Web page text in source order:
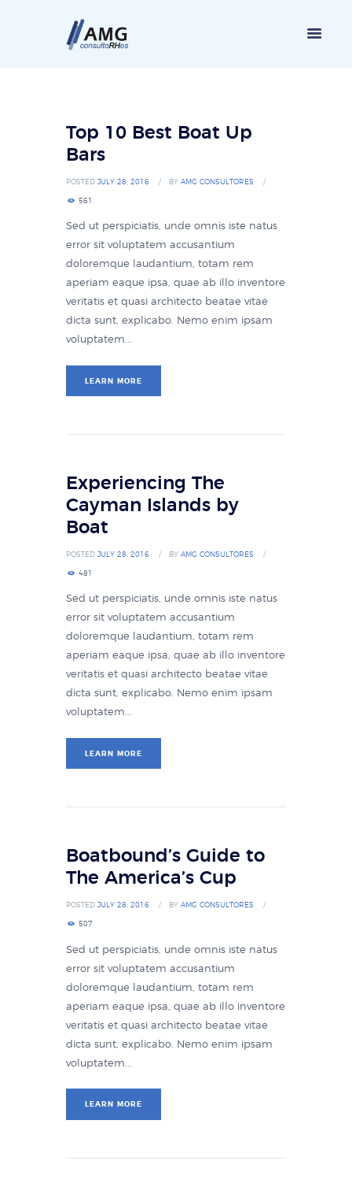
Top 10 Best Boat Up
Bars
POSTED JULY 28, 2016 BY AMG CONSULTORES
561
Sed ut perspiciatis, unde omnis iste natus
error sit voluptatem accusantium
doloremque laudantium, totam rem
aperiam eaque ipsa, quae ab illo inventore
veritatis et quasi architecto beatae vitae
dicta sunt, explicabo. Nemo enim ipsam
voluptatem...
LEARN MORE
Experiencing The
Cayman Islands by
Boat
POSTED JULY 28, 2016 BY AMG CONSULTORES
481
Sed ut perspiciatis, unde omnis iste natus
error sit voluptatem accusantium
doloremque laudantium, totam rem
aperiam eaque ipsa, quae ab illo inventore
veritatis et quasi architecto beatae vitae
dicta sunt, explicabo. Nemo enim ipsam
voluptatem...
LEARN MORE
Boatbound’s Guide to
The America’s Cup
POSTED JULY 28, 2016 BY AMG CONSULTORES
507
Sed ut perspiciatis, unde omnis iste natus
error sit voluptatem accusantium
doloremque laudantium, totam rem
aperiam eaque ipsa, quae ab illo inventore
veritatis et quasi architecto beatae vitae
dicta sunt, explicabo. Nemo enim ipsam
voluptatem...
LEARN MORE